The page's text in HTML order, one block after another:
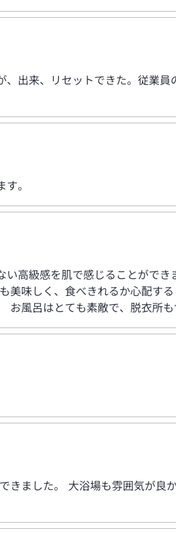
出来、リセットできた。従業
。
高級感を肌で感じることがで
美味しく、食べきれるか心配す
風呂はとても素敵で、脱衣所
きました。 大浴場も雰囲気が